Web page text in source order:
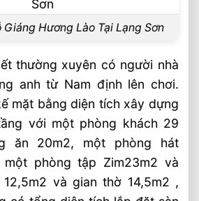
Hương Lào Tại Lạng Sơn
thường xuyên có người nhà
anh từ Nam định lên chơi.
mặt bằng diện tích xây dựng
với một phòng khách 29
ăn 20m2, một phòng hát
một phòng tập Zim23m2 và
và gian thờ 14,5m2 ,